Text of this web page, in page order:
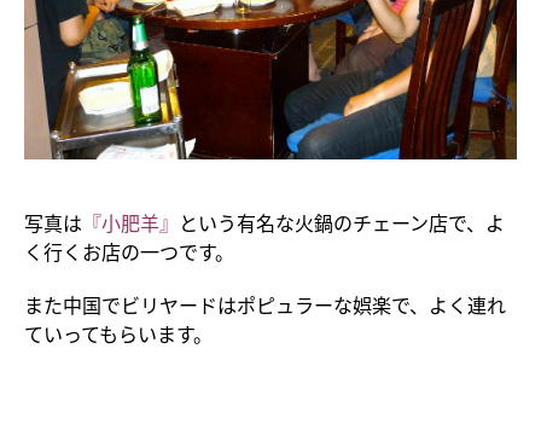
写真は 『小肥羊』 という有名な火鍋のチェーン店で、よ
く行くお店の一つです。
また中国でビリヤードはポピュラーな娯楽で、よく連れ
ていってもらいます。